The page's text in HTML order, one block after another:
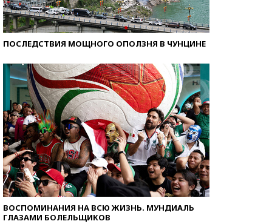
ПОСЛЕДСТВИЯ МОЩНОГО ОПОЛЗНЯ В ЧУНЦИНЕ
ВОСПОМИНАНИЯ НА ВСЮ ЖИЗНЬ. МУНДИАЛЬ
ГЛАЗАМИ БОЛЕЛЬЩИКОВ